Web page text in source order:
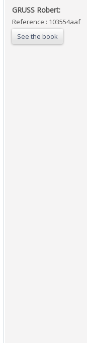
‎GRUSS Robert:‎
Reference : 103554aaf
See the book